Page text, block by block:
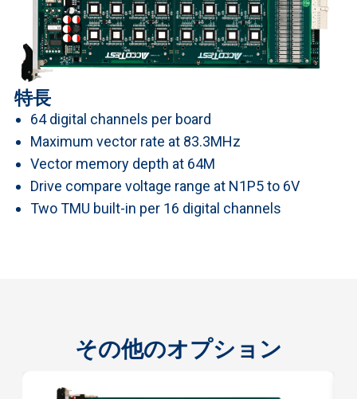
特長
64 digital channels per board
Maximum vector rate at 83.3MHz
Vector memory depth at 64M
Drive compare voltage range at N1P5 to 6V
Two TMU built-in per 16 digital channels
その他のオプション